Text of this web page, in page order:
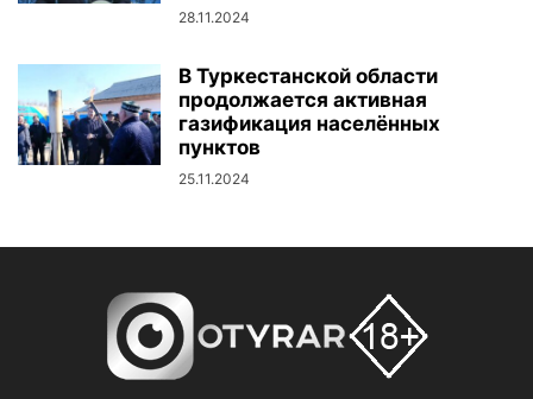
28.11.2024
В Туркестанской области
продолжается активная
газификация населённых
пунктов
25.11.2024